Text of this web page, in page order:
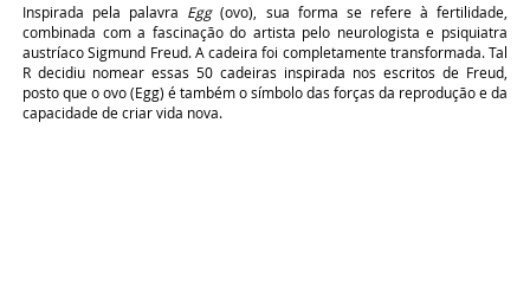
Inspirada pela palavra Egg(ovo), sua forma se refere à fertilidade,
combinada com a fascinação do artista pelo neurologista e psiquiatra
austríaco Sigmund Freud. A cadeira foi completamente transformada. Tal
R decidiu nomear essas 50 cadeiras inspirada nos escritos de Freud,
posto que o ovo (Egg) é também o símbolo das forças da reprodução e da
capacidade de criar vida nova.